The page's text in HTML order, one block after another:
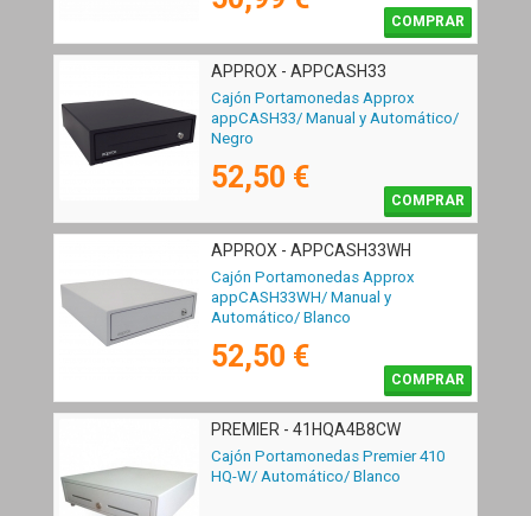
COMPRAR
APPROX - APPCASH33
Cajón Portamonedas Approx
appCASH33/ Manual y Automático/
Negro
52,50 €
COMPRAR
APPROX - APPCASH33WH
Cajón Portamonedas Approx
appCASH33WH/ Manual y
Automático/ Blanco
52,50 €
COMPRAR
PREMIER - 41HQA4B8CW
Cajón Portamonedas Premier 410
HQ-W/ Automático/ Blanco